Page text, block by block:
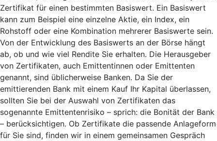
Zertifikat für einen bestimmten Basiswert. Ein Basiswert
kann zum Beispiel eine einzelne Aktie, ein Index, ein
Rohstoff oder eine Kombination mehrerer Basiswerte sein.
Von der Entwicklung des Basiswerts an der Börse hängt
ab, ob und wie viel Rendite Sie erhalten. Die Herausgeber
von Zertifikaten, auch Emittentinnen oder Emittenten
genannt, sind üblicherweise Banken. Da Sie der
emittierenden Bank mit einem Kauf Ihr Kapital überlassen,
sollten Sie bei der Auswahl von Zertifikaten das
sogenannte Emittentenrisiko – sprich: die Bonität der Bank
– berücksichtigen. Ob Zertifikate die passende Anlageform
für Sie sind, finden wir in einem gemeinsamen Gespräch